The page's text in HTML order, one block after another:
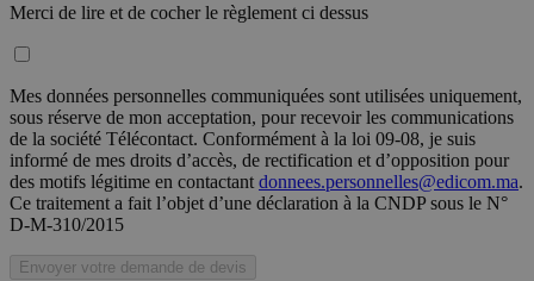
Merci de lire et de cocher le règlement ci dessus
Mes données personnelles communiquées sont utilisées uniquement,
sous réserve de mon acceptation, pour recevoir les communications
de la société Télécontact. Conformément à la loi 09-08, je suis
informé de mes droits d’accès, de rectification et d’opposition pour
des motifs légitime en contactant donnees.personnelles@edicom.ma.
Ce traitement a fait l’objet d’une déclaration à la CNDP sous le N°
D-M-310/2015
Envoyer votre demande de devis